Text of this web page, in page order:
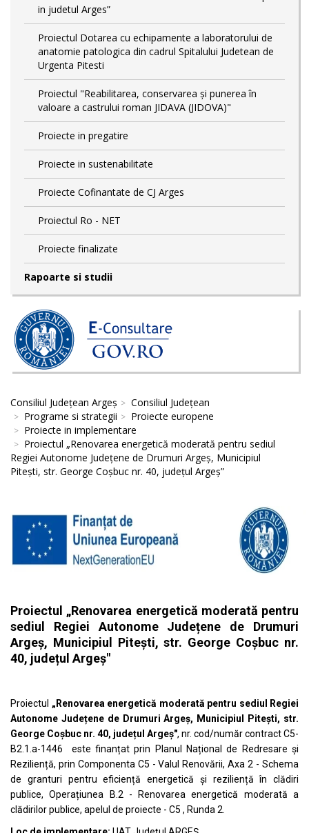
in judetul Arges”
Proiectul Dotarea cu echipamente a laboratorului de
anatomie patologica din cadrul Spitalului Judetean de
Urgenta Pitesti
Proiectul "Reabilitarea, conservarea și punerea în
valoare a castrului roman JIDAVA (JIDOVA)"
Proiecte in pregatire
Proiecte in sustenabilitate
Proiecte Cofinantate de CJ Arges
Proiectul Ro - NET
Proiecte finalizate
Rapoarte si studii
Consiliul Județean Argeș
Consiliul Județean
Programe si strategii
Proiecte europene
Proiecte in implementare
Proiectul „Renovarea energetică moderată pentru sediul
Regiei Autonome Județene de Drumuri Argeș, Municipiul
Pitești, str. George Coșbuc nr. 40, județul Argeș”
Proiectul „Renovarea energetică moderată pentru
sediul Regiei Autonome Județene de Drumuri
Argeș, Municipiul Pitești, str. George Coșbuc nr.
40, județul Argeș"
Proiectul „Renovarea energetică moderată pentru sediul Regiei
Autonome Județene de Drumuri Argeș, Municipiul Pitești, str.
George Coșbuc nr. 40, județul Argeș", nr. cod/număr contract C5-
B2.1.a-1446 este finanțat prin Planul Național de Redresare și
Reziliență, prin Componenta C5 - Valul Renovării, Axa 2 - Schema
de granturi pentru eficiență energetică și reziliență în clădiri
publice, Operațiunea B.2 - Renovarea energetică moderată a
clădirilor publice, apelul de proiecte - C5 , Runda 2.